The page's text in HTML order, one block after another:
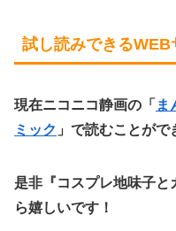
試し読みできるWEB
現在ニコニコ静画の「 ま
ミック 」で読むことがで
是非『コスプレ地味子と
ら嬉しいです！